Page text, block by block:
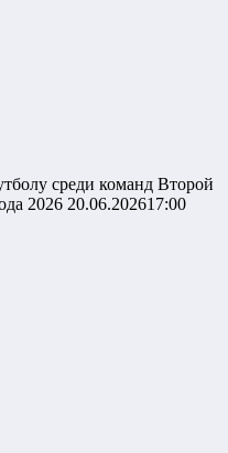
среди команд Второй
2026 20.06.202617:00